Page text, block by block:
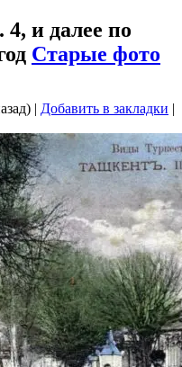
и далее по
Старые фото
| Добавить в закладки |